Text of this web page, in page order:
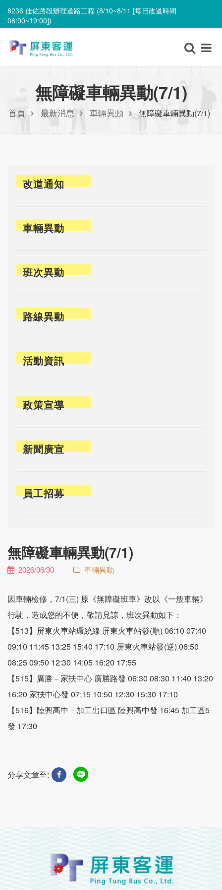
8236 佳佐路段辦理道路工程 (8/10~8/11 [每日改道時間
08:00~19:00])
8236 佳佐路段辦理道路工程 (8/10~8/11 [每日改道時間
08:00~19:00])
無障礙車輛異動(7/1)
首頁 最新消息 車輛異動 無障礙車輛異動(7/1)
改道通知
車輛異動
班次異動
路線異動
活動資訊
政策宣導
新聞廣宣
員工招募
無障礙車輛異動(7/1)
2026/06/30 車輛異動
因車輛檢修，7/1(三) 原《無障礙班車》改以《一般車輛》
行駛，造成您的不便，敬請見諒，班次異動如下：
【513】屏東火車站環繞線 屏東火車站發(順) 06:10 07:40
09:10 11:45 13:25 15:40 17:10 屏東火車站發(逆) 06:50
08:25 09:50 12:30 14:05 16:20 17:55
【515】廣勝－家扶中心 廣勝路發 06:30 08:30 11:40 13:20
16:20 家扶中心發 07:15 10:50 12:30 15:30 17:10
【516】陸興高中－加工出口區 陸興高中發 16:45 加工區5
發 17:30
分享文章至: